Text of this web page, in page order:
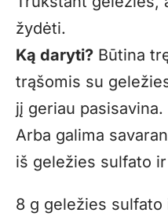
žydėti.
Ką daryti? Būtina
trąšomis su
jį geriau pasisavina.
Arba galima
iš geležies sulfato
8 g geležies